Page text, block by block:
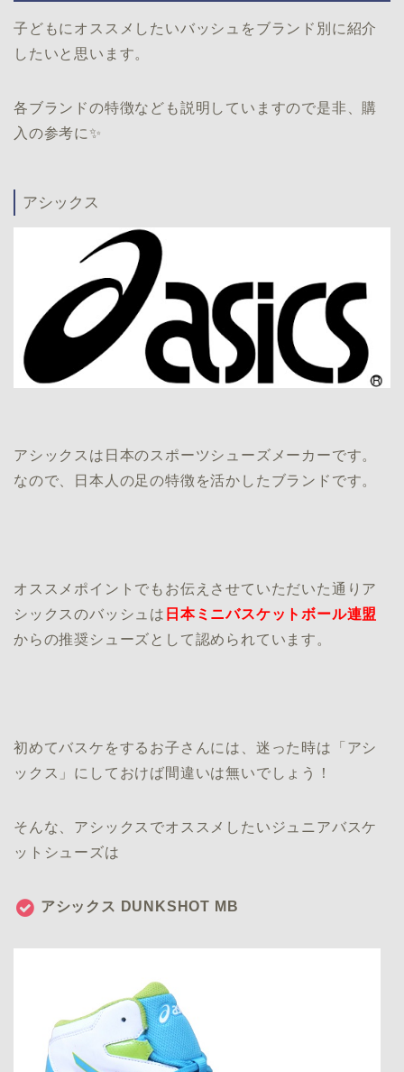
子どもにオススメしたいバッシュをブランド別に紹介
したいと思います。
各ブランドの特徴なども説明していますので是非、購
入の参考に✨
アシックス
アシックスは日本のスポーツシューズメーカーです。
なので、日本人の足の特徴を活かしたブランドです。
オススメポイントでもお伝えさせていただいた通りア
シックスのバッシュは 日本ミニバスケットボール連盟
からの推奨シューズとして認められています。
初めてバスケをするお子さんには、迷った時は「アシ
ックス」にしておけば間違いは無いでしょう！
そんな、アシックスでオススメしたいジュニアバスケ
ットシューズは
アシックス DUNKSHOT MB